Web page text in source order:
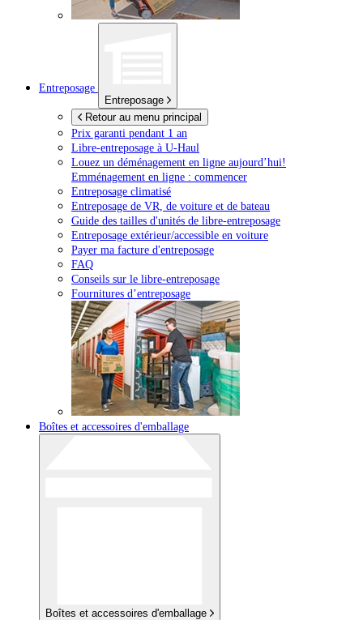
Entreposage
Entreposage
Retour au menu principal
Prix garanti pendant 1 an
Libre-entreposage à U-Haul
Louez un déménagement en ligne aujourd’hui!
Emménagement en ligne : commencer
Entreposage climatisé
Entreposage de VR, de voiture et de bateau
Guide des tailles d'unités de libre-entreposage
Entreposage extérieur/accessible en voiture
Payer ma facture d'entreposage
FAQ
Conseils sur le libre-entreposage
Fournitures d’entreposage
Boîtes et accessoires d'emballage
Boîtes et accessoires d'emballage